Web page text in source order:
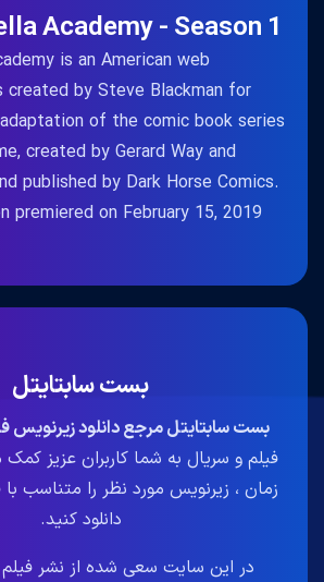
Academy - Season 1
is an American web
created by Steve Blackman for
of the comic book series
created by Gerard Way and
published by Dark Horse Comics.
premiered on February 15, 2019.
بست سابتایتل
بست سابتایتل مرجع دانلود زیرنویس
فیلم و سریال به شما کاربران عزیز
زمان ، زیرنویس مورد نظر را متناسب
دانلود کنید.
در این سایت سعی شده از نشر